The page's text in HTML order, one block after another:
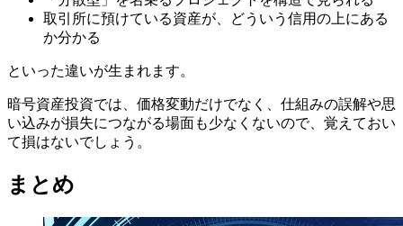
取引所に預けている資産が、どういう信用の上にある
か分かる
といった違いが生まれます。
暗号資産投資では、価格変動だけでなく、仕組みの誤解や思
い込みが損失につながる場面も少なくないので、覚えておい
て損はないでしょう。
まとめ